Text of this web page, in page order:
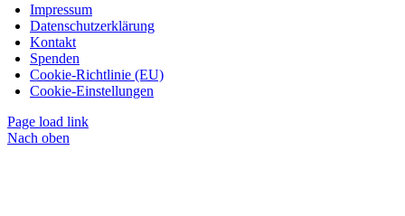
Impressum
Datenschutzerklärung
Kontakt
Spenden
Cookie-Richtlinie (EU)
Cookie-Einstellungen
Page load link
Nach oben